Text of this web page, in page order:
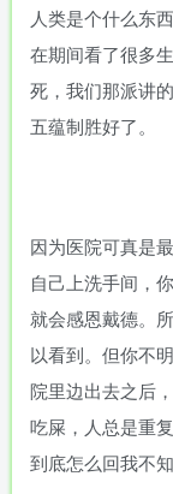
人类是个什么东
在期间看了很多
死，我们那派讲
五蕴制胜好了。
因为医院可真是
自己上洗手间，
就会感恩戴德。
以看到。但你不
院里边出去之后
吃屎，人总是重
到底怎么回我不知